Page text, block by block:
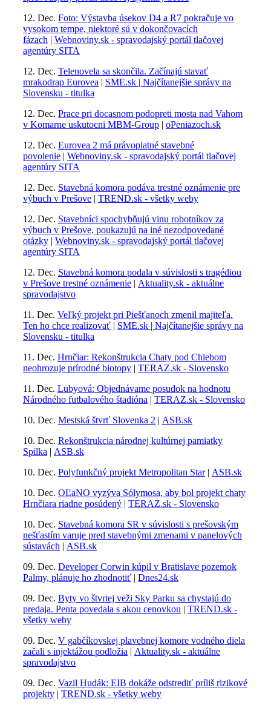
12. Dec. Foto: Výstavba úsekov D4 a R7 pokračuje vo
vysokom tempe, niektoré sú v dokončovacích
fázach | Webnoviny.sk - spravodajský portál tlačovej
agentúry SITA
12. Dec. Telenovela sa skončila. Začínajú stavať
mrakodrap Eurovea | SME.sk | Najčítanejšie správy na
Slovensku - titulka
12. Dec. Prace pri docasnom podopreti mosta nad Vahom
v Komarne uskutocni MBM-Group | oPeniazoch.sk
12. Dec. Eurovea 2 má právoplatné stavebné
povolenie | Webnoviny.sk - spravodajský portál tlačovej
agentúry SITA
12. Dec. Stavebná komora podáva trestné oznámenie pre
výbuch v Prešove | TREND.sk - všetky weby
12. Dec. Stavebníci spochybňujú vinu robotníkov za
výbuch v Prešove, poukazujú na iné nezodpovedané
otázky | Webnoviny.sk - spravodajský portál tlačovej
agentúry SITA
12. Dec. Stavebná komora podala v súvislosti s tragédiou
v Prešove trestné oznámenie | Aktuality.sk - aktuálne
spravodajstvo
11. Dec. Veľký projekt pri Piešťanoch zmenil majiteľa.
Ten ho chce realizovať | SME.sk | Najčítanejšie správy na
Slovensku - titulka
11. Dec. Hrnčiar: Rekonštrukcia Chaty pod Chlebom
neohrozuje prírodné biotopy | TERAZ.sk - Slovensko
11. Dec. Lubyová: Objednávame posudok na hodnotu
Národného futbalového štadióna | TERAZ.sk - Slovensko
10. Dec. Mestská štvrť Slovenka 2 | ASB.sk
10. Dec. Rekonštrukcia národnej kultúrnej pamiatky
Spilka | ASB.sk
10. Dec. Polyfunkčný projekt Metropolitan Star| ASB.sk
10. Dec. OĽaNO vyzýva Sólymosa, aby bol projekt chaty
Hrnčiara riadne posúdený | TERAZ.sk - Slovensko
10. Dec. Stavebná komora SR v súvislosti s prešovským
nešťastím varuje pred stavebnými zmenami v panelových
sústavách | ASB.sk
09. Dec. Developer Corwin kúpil v Bratislave pozemok
Palmy, plánuje ho zhodnotiť | Dnes24.sk
09. Dec. Byty vo štvrtej veži Sky Parku sa chystajú do
predaja. Penta povedala s akou cenovkou | TREND.sk -
všetky weby
09. Dec. V gabčíkovskej plavebnej komore vodného diela
začali s injektážou podložia | Aktuality.sk - aktuálne
spravodajstvo
09. Dec. Vazil Hudák: EIB dokáže odstrediť príliš rizikové
projekty | TREND.sk - všetky weby